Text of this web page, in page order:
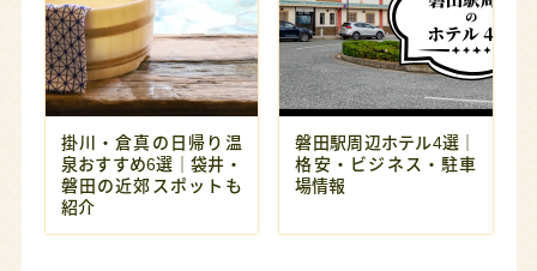
掛川・倉真の日帰り温
泉おすすめ6選｜袋井・
磐田の近郊スポットも
紹介
磐田駅周辺ホテル4選｜
格安・ビジネス・駐車
場情報